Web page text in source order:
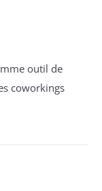
outil de
coworkings